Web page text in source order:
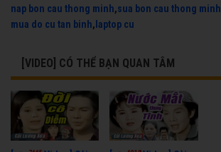
nap bon cau thong minh,sua bon cau thong minh
mua do cu tan binh, laptop cu
[VIDEO] CÓ THỂ BẠN QUAN TÂM